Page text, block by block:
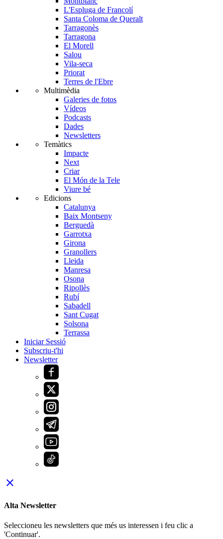
L'Espluga de Francolí
Santa Coloma de Queralt
Tarragonès
Tarragona
El Morell
Salou
Vila-seca
Priorat
Terres de l'Ebre
Multimèdia
Galeries de fotos
Vídeos
Podcasts
Dades
Newsletters
Temàtics
Impacte
Next
Criar
El Món de la Tele
Viure bé
Edicions
Catalunya
Baix Montseny
Berguedà
Garrotxa
Girona
Granollers
Lleida
Manresa
Osona
Ripollès
Rubí
Sabadell
Sant Cugat
Solsona
Terrassa
Iniciar Sessió
Subscriu-t'hi
Newsletter
close
Alta Newsletter
Seleccioneu les newsletters que més us interessen i feu clic a
'Continuar'.